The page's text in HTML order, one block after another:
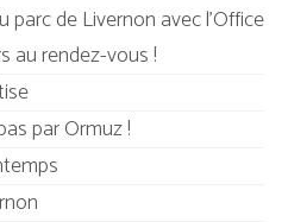
parc de Livernon avec l’Office
au rendez-vous !
par Ormuz !